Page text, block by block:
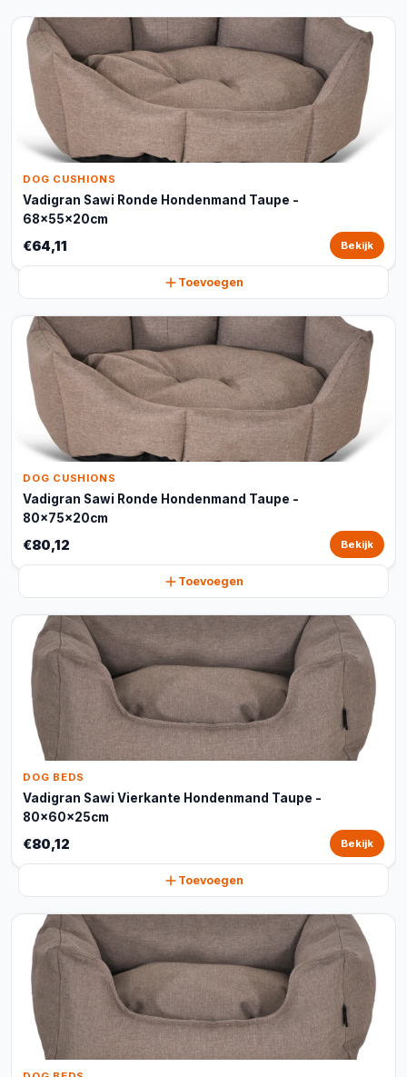
DOG CUSHIONS
Vadigran Sawi Ronde Hondenmand Taupe -
68x55x20cm
€64,11 Bekijk
Toevoegen
DOG CUSHIONS
Vadigran Sawi Ronde Hondenmand Taupe -
80x75x20cm
€80,12 Bekijk
Toevoegen
DOG BEDS
Vadigran Sawi Vierkante Hondenmand Taupe -
80x60x25cm
€80,12 Bekijk
Toevoegen